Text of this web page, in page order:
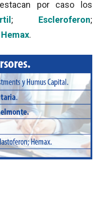
por caso los
; Escleroferon;
Hemax.